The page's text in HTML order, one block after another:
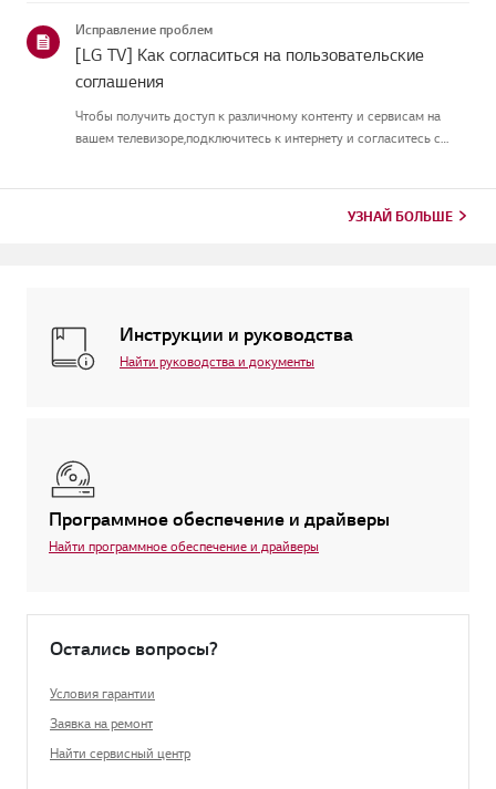
Исправление проблем
[LG TV] Как согласиться на пользовательские
соглашения
Чтобы получить доступ к различному контенту и сервисам на
вашем телевизоре,подключитесь к интернету и согласитесь с
УЗНАЙ БОЛЬШЕ
Инструкции и руководства
Найти руководства и документы
Программное обеспечение и драйверы
Найти программное обеспечение и драйверы
Остались вопросы?
Условия гарантии
Заявка на ремонт
Найти сервисный центр